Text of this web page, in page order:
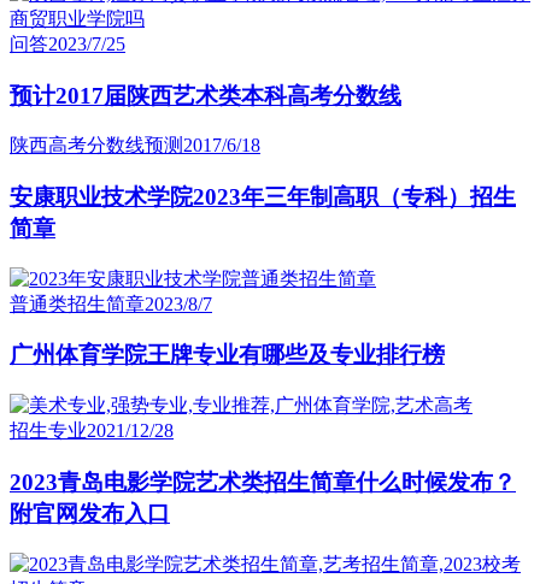
问答2023/7/25
预计2017届陕西艺术类本科高考分数线
陕西高考分数线预测 2017/6/18
安康职业技术学院2023年三年制高职（专科）招生
简章
普通类招生简章2023/8/7
广州体育学院王牌专业有哪些及专业排行榜
招生专业2021/12/28
2023青岛电影学院艺术类招生简章什么时候发布？
附官网发布入口